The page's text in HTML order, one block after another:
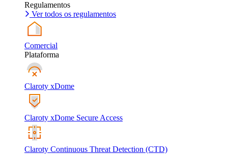
Regulamentos
Ver todos os regulamentos
Comercial
Plataforma
Claroty xDome
Claroty xDome Secure Access
Claroty Continuous Threat Detection (CTD)